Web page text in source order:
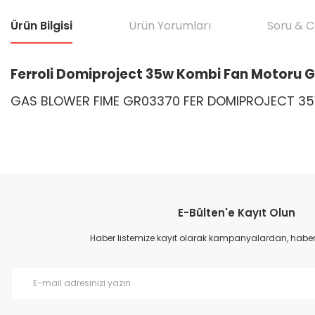
Ürün Bilgisi Ürün Yorumları Soru &
Ferroli Domiproject 35w Kombi Fan Motoru
GAS BLOWER FIME GR03370 FER DOMIPROJECT
Ürün resmi kalitesiz, bozuk veya görüntülenemiyor.
Ürün açıklamasında eksik bilgiler bulunuyor.
E-Bülten'e Kayıt Olun
Haber listemize kayıt olarak kampanyalardan,